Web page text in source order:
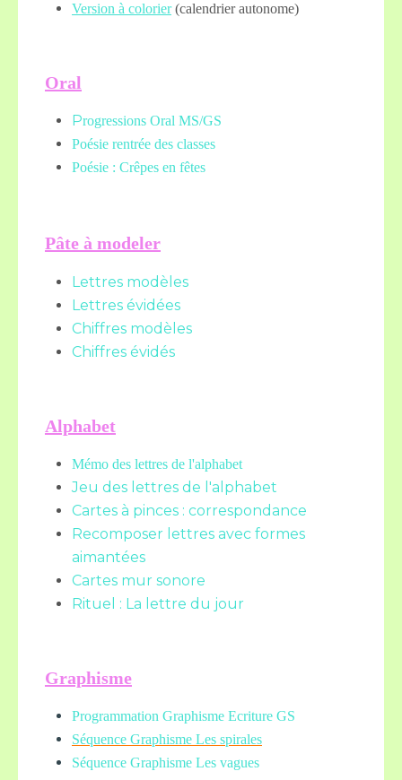
Version à colorier(calendrier autonome)
Oral
Progressions Oral MS/GS
Poésie rentrée des classes
Poésie : Crêpes en fêtes
Pâte à modeler
Lettres modèles
Lettres évidées
Chiffres modèles
Chiffres évidés
Alphabet
Mémo des lettres de l'alphabet
Jeu des lettres de l'alphabet
Cartes à pinces : correspondance
Recomposer lettres avec formes
aimantées
Cartes mur sonore
Rituel : La lettre du jour
Graphisme
Programmation Graphisme Ecriture GS
Séquence Graphisme Les spirales
Séquence Graphisme Les vagues